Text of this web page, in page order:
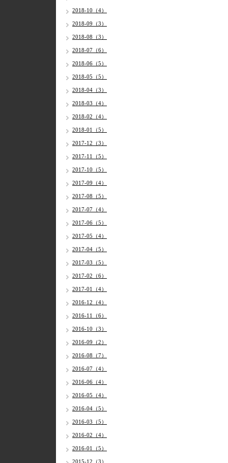
2018-10（4）
2018-09（3）
2018-08（3）
2018-07（6）
2018-06（5）
2018-05（5）
2018-04（3）
2018-03（4）
2018-02（4）
2018-01（5）
2017-12（3）
2017-11（5）
2017-10（5）
2017-09（4）
2017-08（5）
2017-07（4）
2017-06（5）
2017-05（4）
2017-04（5）
2017-03（5）
2017-02（6）
2017-01（4）
2016-12（4）
2016-11（6）
2016-10（3）
2016-09（2）
2016-08（7）
2016-07（4）
2016-06（4）
2016-05（4）
2016-04（5）
2016-03（5）
2016-02（4）
2016-01（5）
2015-12（3）